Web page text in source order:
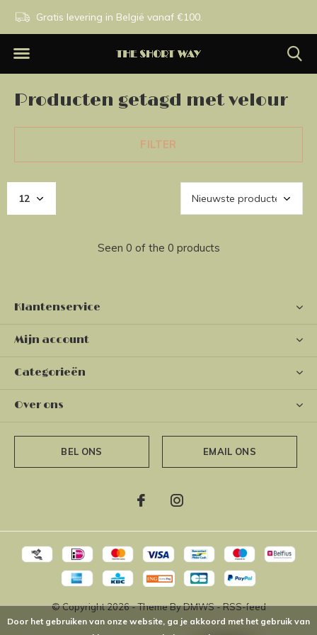
Gratis levering in België vanaf €100.
Producten getagd met velour
FILTER
Seen 0 of the 0 products
Klantenservice
Mijn account
Categorieën
Over ons
BEL ONS EMAIL ONS
© Copyright2026- Theme ByDMWS-RSS-feed
Door het gebruiken van onze website, ga je akkoord met het gebruik van